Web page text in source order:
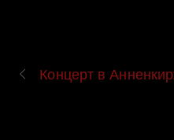
Концерт в